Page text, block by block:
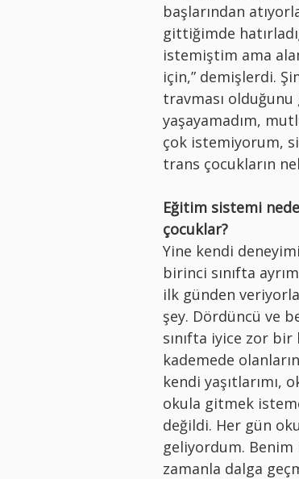
başlarından
gittiğimde
istemiştim ama
için,” demişlerdi.
travması
yaşayamadım,
çok istemiyorum,
trans çocukların
Eğitim sistemi
çocuklar?
Yine kendi
birinci sınıfta
ilk günden
şey. Dördüncü ve
sınıfta iyice zor
kademede
kendi yaşıtlarımı,
okula gitmek
değildi. Her gün
geliyordum.
zamanla dalga